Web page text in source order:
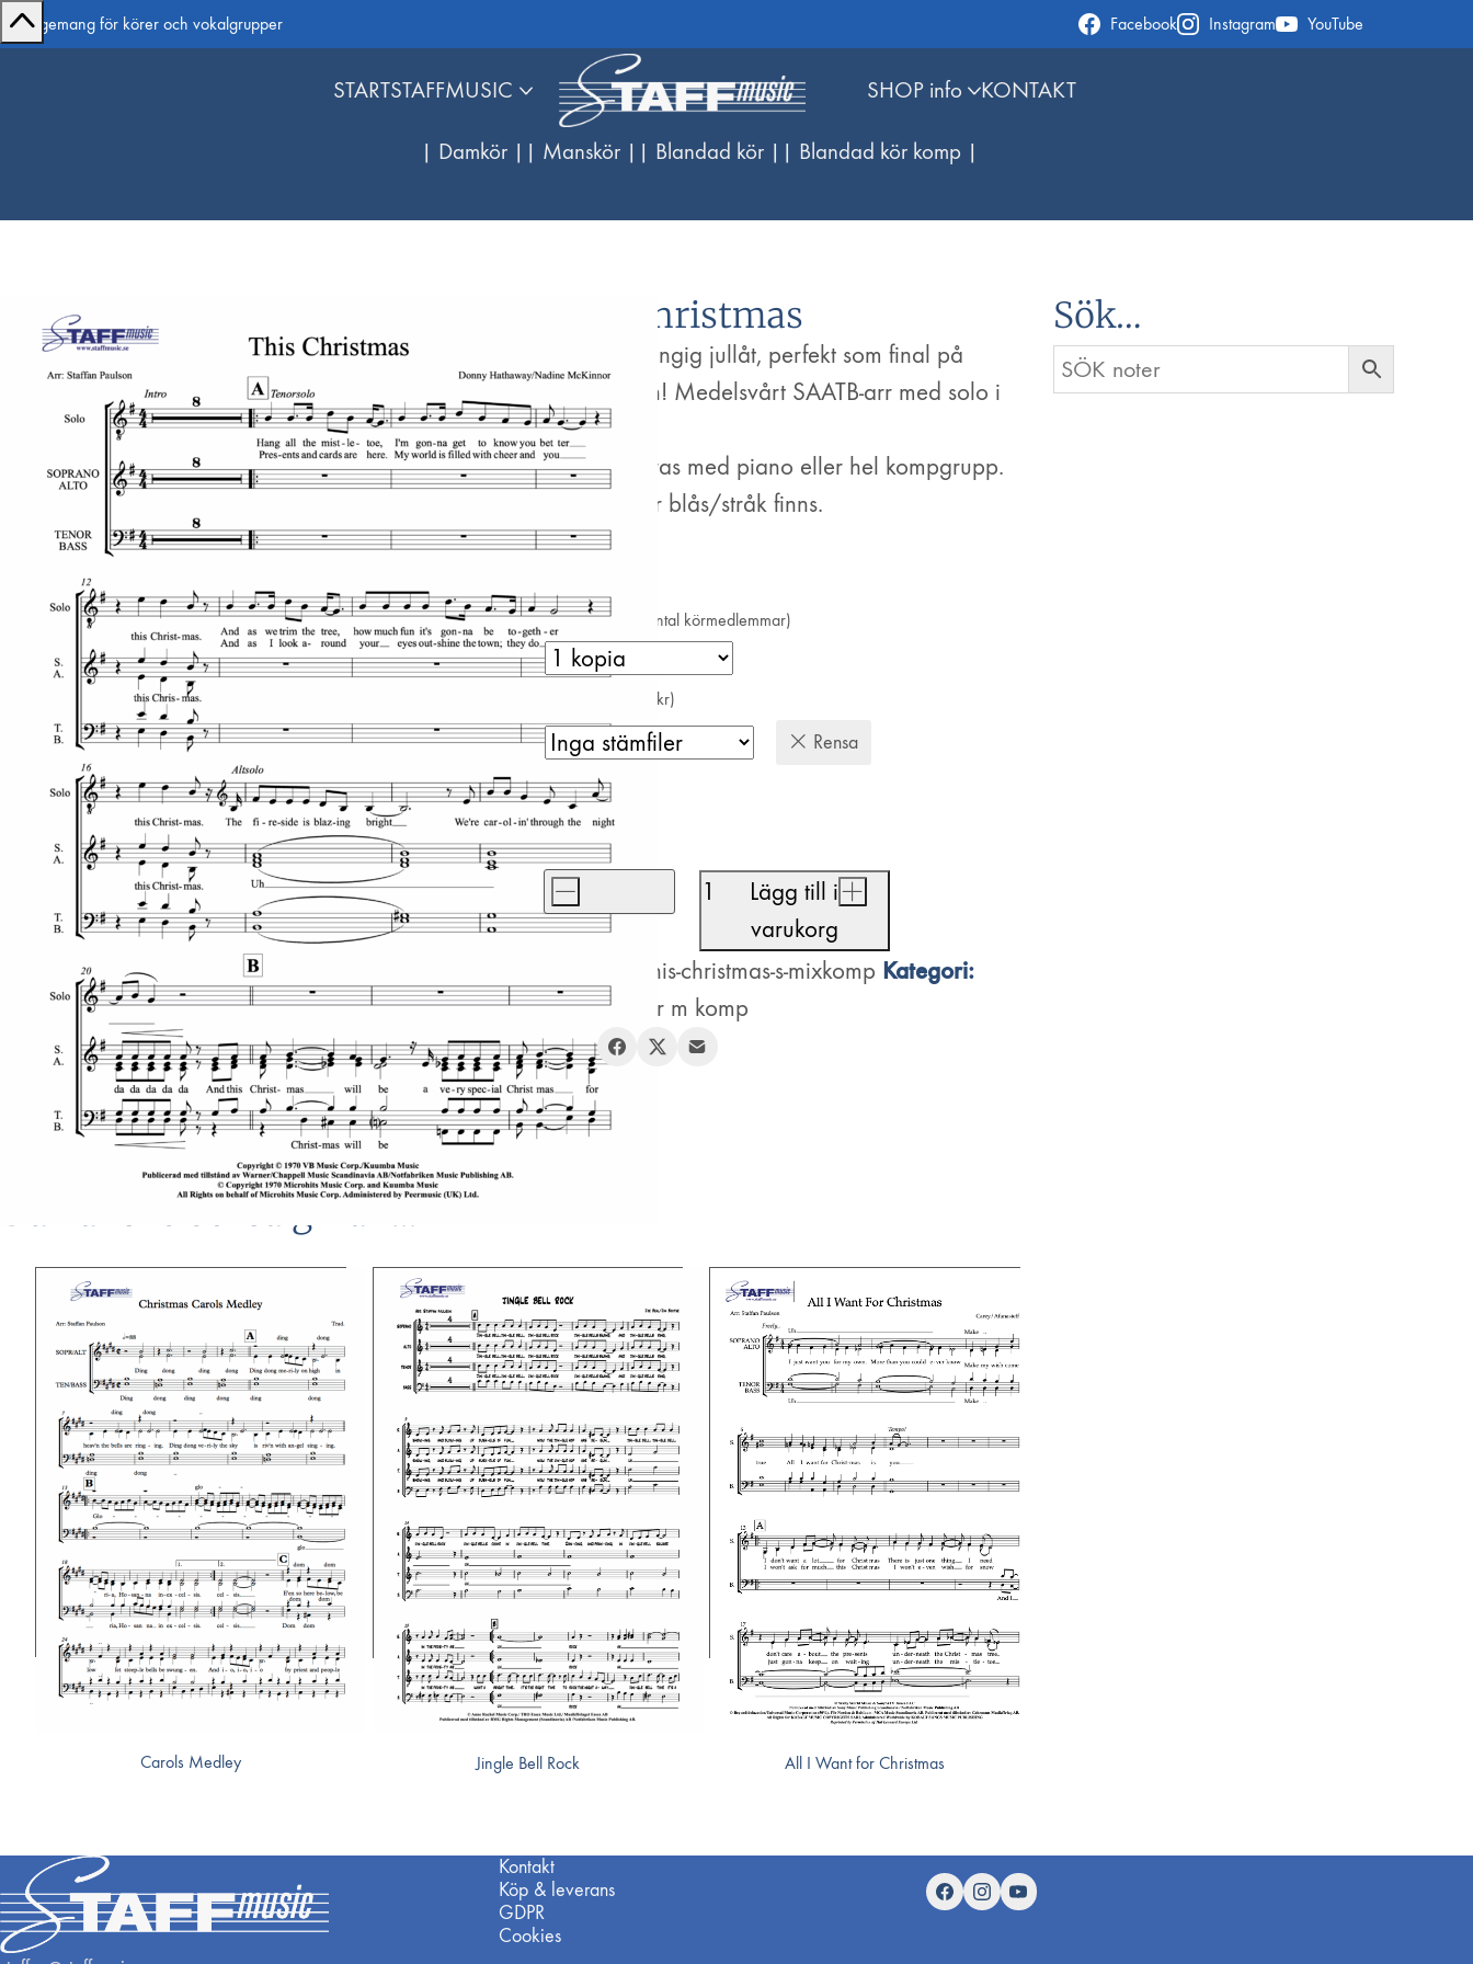
Arrangemang för körer och vokalgrupper Facebook Instagram YouTube
STARTSTAFFMUSIC SHOP info KONTAKT
| Damkör | | Manskör | | Blandad kör | | Blandad kör komp |
This Christmas
Otroligt svängig jullåt, perfekt som final på
julkonserten! Medelsvårt SAATB-arr med solo i
verserna.
Kan framföras med piano eller hel kompgrupp.
Även arr för blås/stråk finns.
Antal kopior (=antal körmedlemmar)
Stämfiler (+200 kr)
Rensa
410kr
This
mängd
- +
Lägg till i
varukorg
this-christmas-s-mixkomp Kategori:
Blandad kör m komp
Dela:
Du kanske också gillar …
Carols Medley Jingle Bell Rock All I Want for Christmas
Sök…
Kontakt
Köp & leverans
GDPR
Cookies